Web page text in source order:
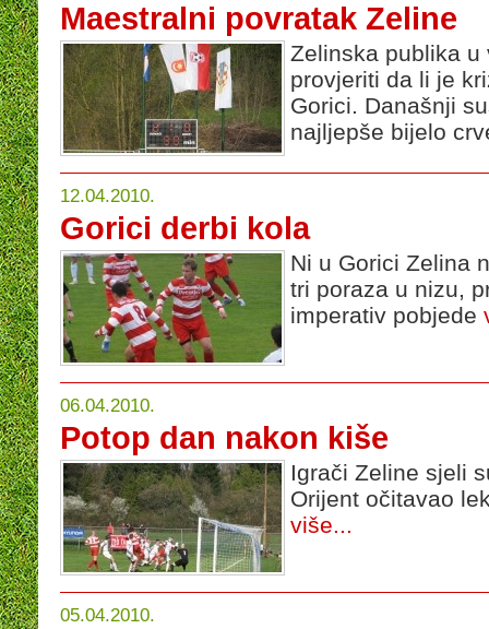
Maestralni povratak Zeline
Zelinska publika u
provjeriti da li je
Gorici. Današnji
najljepše bijelo
12.04.2010.
Gorici derbi kola
Ni u Gorici Zelina
tri poraza u nizu,
imperativ pobjede
06.04.2010.
Potop dan nakon kiše
Igrači Zeline sjeli
Orijent očitavao
više...
05.04.2010.